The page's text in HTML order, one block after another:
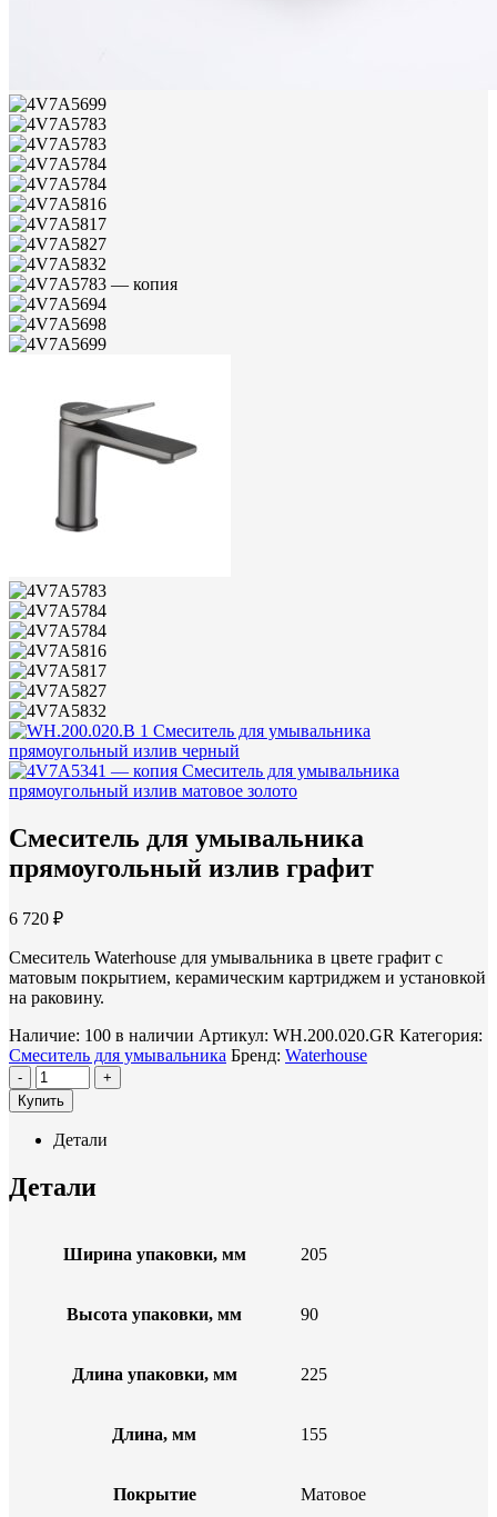
Смеситель для умывальника
прямоугольный излив черный
Смеситель для умывальника
прямоугольный излив матовое золото
Смеситель для умывальника
прямоугольный излив графит
6 720 ₽
Смеситель Waterhouse для умывальника в цвете графит с
матовым покрытием, керамическим картриджем и установкой
на раковину.
Наличие: 100 в наличии Артикул: WH.200.020.GR Категория:
Смеситель для умывальника Бренд: Waterhouse
-
+
Купить
Детали
Детали
Ширина упаковки, мм 205
Высота упаковки, мм 90
Длина упаковки, мм 225
Длина, мм 155
Покрытие Матовое